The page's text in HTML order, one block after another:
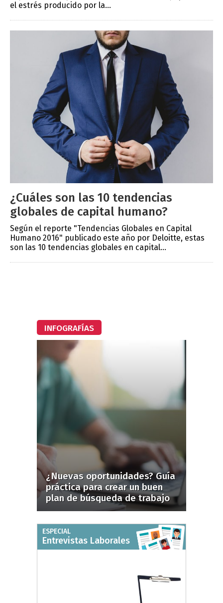
el estrés producido por la...
¿Cuáles son las 10 tendencias
globales de capital humano?
Según el reporte "Tendencias Globales en Capital
Humano 2016" publicado este año por Deloitte, estas
son las 10 tendencias globales en capital...
INFOGRAFÍAS
¿Nuevas oportunidades? Guía
práctica para crear un buen
plan de búsqueda de trabajo
ESPECIAL
Entrevistas Laborales